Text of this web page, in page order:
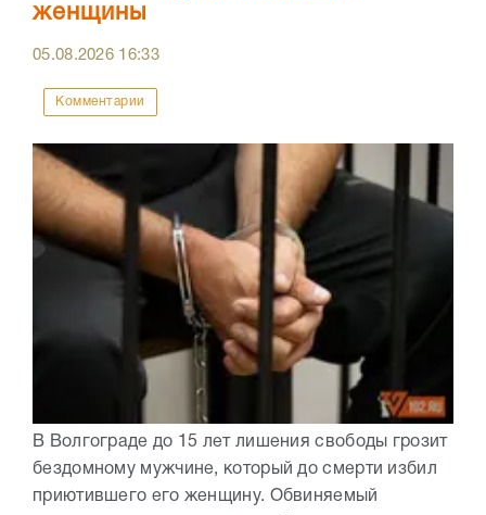
женщины
05.08.2026 16:33
Комментарии
В Волгограде до 15 лет лишения свободы грозит
бездомному мужчине, который до смерти избил
приютившего его женщину. Обвиняемый